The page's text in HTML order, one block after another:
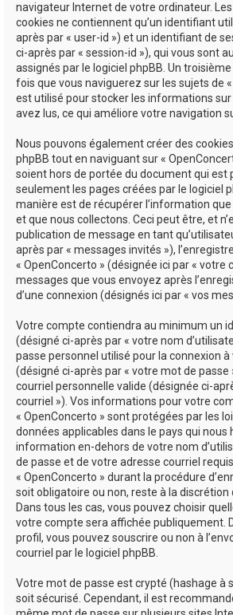
navigateur Internet de votre ordinateur.
cookies ne contiennent qu’un identifiant
après par « user-id ») et un identifiant de
ci-après par « session-id »), qui vous sont
assignés par le logiciel phpBB. Un
fois que vous naviguerez sur les sujets de
est utilisé pour stocker les informations sur
avez lus, ce qui améliore votre navigation
Nous pouvons également créer des
phpBB tout en naviguant sur «
soient hors de portée du document qui est
seulement les pages créées par le logiciel
manière est de récupérer l’information
et que nous collectons. Ceci peut être, et
publication de message en tant
après par « messages invités »),
« OpenConcerto » (désignée ici par « votre
messages que vous envoyez après
d’une connexion (désignés ici par « vos
Votre compte contiendra au minimum un
(désigné ci-après par « votre nom
passe personnel utilisé pour la connexion
(désigné ci-après par « votre mot de passe
courriel personnelle valide (désignée ci-
courriel »). Vos informations pour votre
« OpenConcerto » sont protégées par les
données applicables dans le pays qui nous
information en-dehors de votre nom
de passe et de votre adresse courriel
« OpenConcerto » durant la procédure
soit obligatoire ou non, reste à la discrétion
Dans tous les cas, vous pouvez choisir
votre compte sera affichée publiquement.
profil, vous pouvez souscrire ou non à
courriel par le logiciel phpBB.
Votre mot de passe est crypté (hashage à
soit sécurisé. Cependant, il est